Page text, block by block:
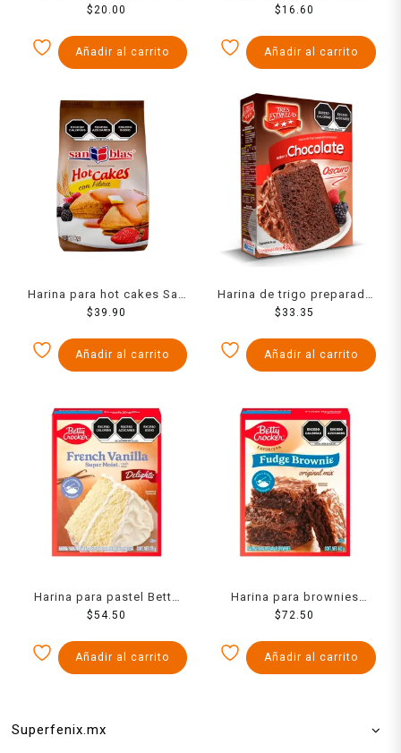
Blas tradicionales 500 g
$20.00
Añadir al carrito
natural regular 95 g
$16.60
Añadir al carrito
Harina para hot cakes San
Blas integral 1 kg
$ 39.90
Añadir al carrito
Harina de trigo preparada
Tres Estrellas para pastel
432 g
$ 33.35
Añadir al carrito
Harina para pastel Betty
Crocker sabor vainilla
$54.50
Añadir al carrito
Harina para brownies
Betty Crocker sabor
$72.50
Añadir al carrito
Superfenix.mx